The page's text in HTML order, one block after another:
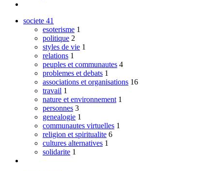
societe 41
esoterisme 1
politique 2
styles de vie 1
relations 1
peuples et communautes 4
problemes et debats 1
associations et organisations 16
travail 1
nature et environnement 1
personnes 3
genealogie 1
communautes virtuelles 1
religion et spiritualite 6
cultures alternatives 1
solidarite 1